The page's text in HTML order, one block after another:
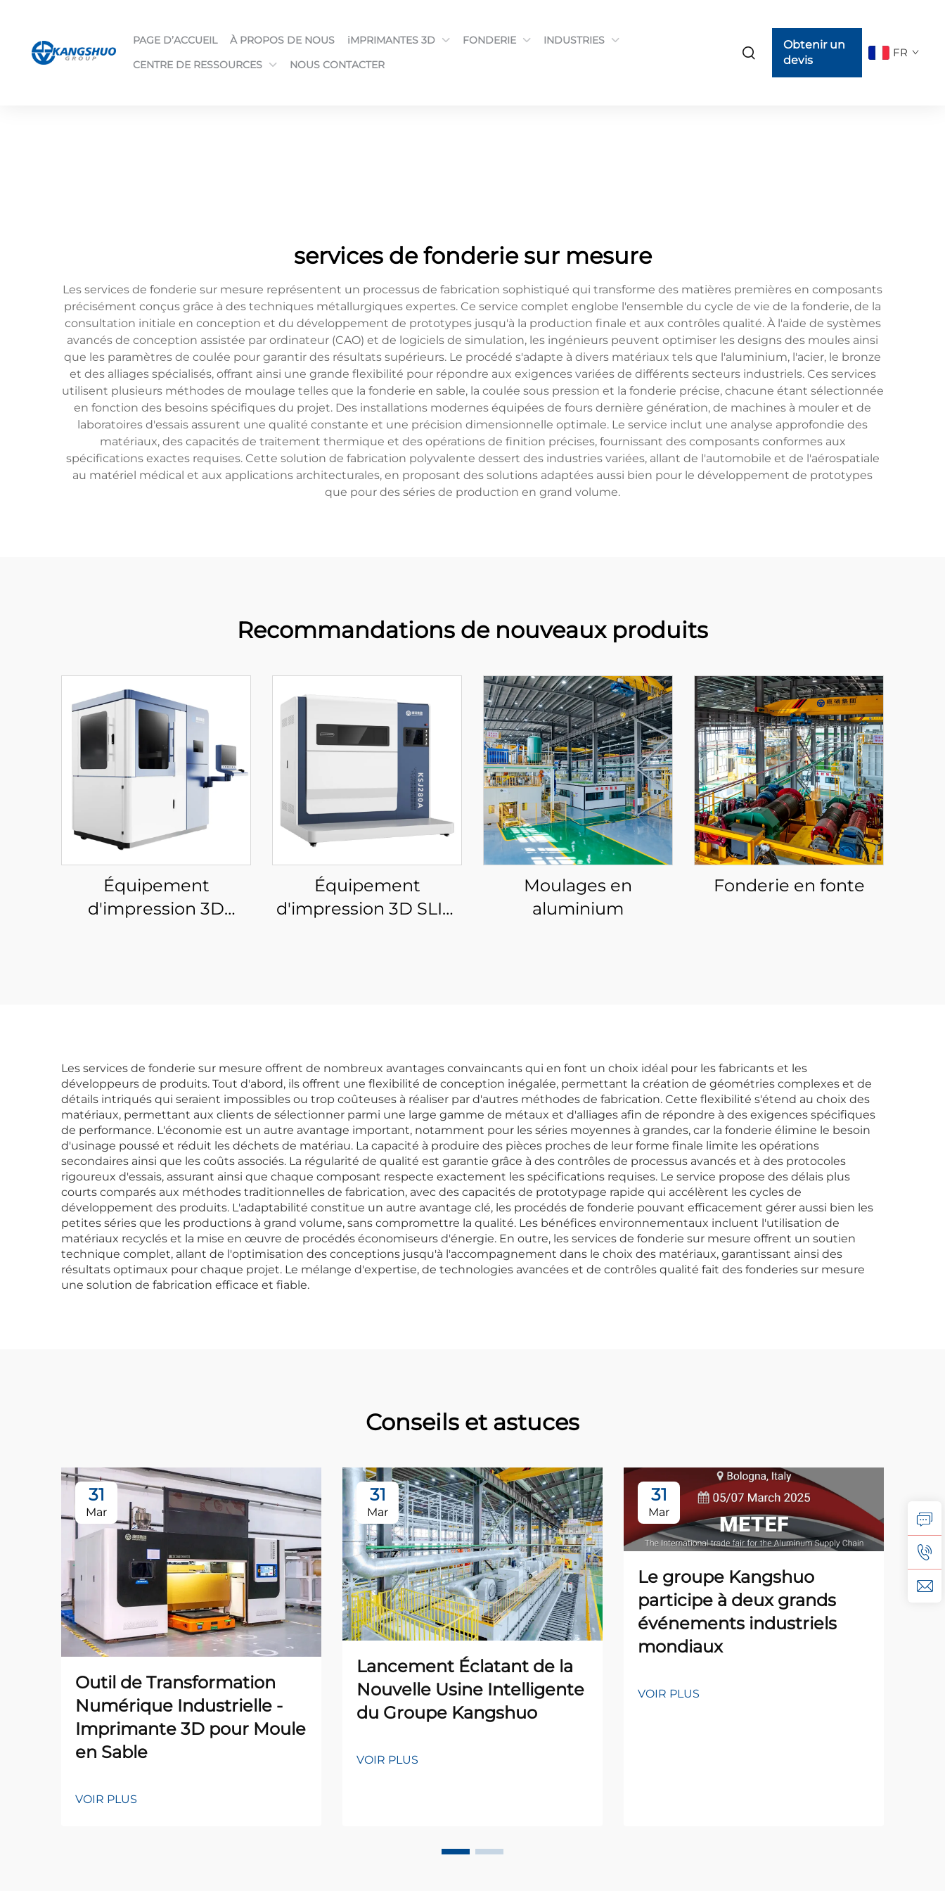
PAGE D’ACCUEIL À PROPOS DE NOUS iMPRIMANTES 3D FONDERIE
INDUSTRIES
CENTRE DE RESSOURCES
NOUS CONTACTER
Obtenir un
devis
FR
services de fonderie sur mesure
Les services de fonderie sur mesure représentent un processus de fabrication sophistiqué qui transforme des matières premières en composants
précisément conçus grâce à des techniques métallurgiques expertes. Ce service complet englobe l'ensemble du cycle de vie de la fonderie, de la
consultation initiale en conception et du développement de prototypes jusqu'à la production finale et aux contrôles qualité. À l'aide de systèmes
avancés de conception assistée par ordinateur (CAO) et de logiciels de simulation, les ingénieurs peuvent optimiser les designs des moules ainsi
que les paramètres de coulée pour garantir des résultats supérieurs. Le procédé s'adapte à divers matériaux tels que l'aluminium, l'acier, le bronze
et des alliages spécialisés, offrant ainsi une grande flexibilité pour répondre aux exigences variées de différents secteurs industriels. Ces services
utilisent plusieurs méthodes de moulage telles que la fonderie en sable, la coulée sous pression et la fonderie précise, chacune étant sélectionnée
en fonction des besoins spécifiques du projet. Des installations modernes équipées de fours dernière génération, de machines à mouler et de
laboratoires d'essais assurent une qualité constante et une précision dimensionnelle optimale. Le service inclut une analyse approfondie des
matériaux, des capacités de traitement thermique et des opérations de finition précises, fournissant des composants conformes aux
spécifications exactes requises. Cette solution de fabrication polyvalente dessert des industries variées, allant de l'automobile et de l'aérospatiale
au matériel médical et aux applications architecturales, en proposant des solutions adaptées aussi bien pour le développement de prototypes
que pour des séries de production en grand volume.
Recommandations de nouveaux produits
Équipement
d'impression 3D
Équipement
d'impression 3D SLIM
Moulages en
aluminium
Fonderie en fonte
Les services de fonderie sur mesure offrent de nombreux avantages convaincants qui en font un choix idéal pour les fabricants et les
développeurs de produits. Tout d'abord, ils offrent une flexibilité de conception inégalée, permettant la création de géométries complexes et de
détails intriqués qui seraient impossibles ou trop coûteuses à réaliser par d'autres méthodes de fabrication. Cette flexibilité s'étend au choix des
matériaux, permettant aux clients de sélectionner parmi une large gamme de métaux et d'alliages afin de répondre à des exigences spécifiques
de performance. L'économie est un autre avantage important, notamment pour les séries moyennes à grandes, car la fonderie élimine le besoin
d'usinage poussé et réduit les déchets de matériau. La capacité à produire des pièces proches de leur forme finale limite les opérations
secondaires ainsi que les coûts associés. La régularité de qualité est garantie grâce à des contrôles de processus avancés et à des protocoles
rigoureux d'essais, assurant ainsi que chaque composant respecte exactement les spécifications requises. Le service propose des délais plus
courts comparés aux méthodes traditionnelles de fabrication, avec des capacités de prototypage rapide qui accélèrent les cycles de
développement des produits. L'adaptabilité constitue un autre avantage clé, les procédés de fonderie pouvant efficacement gérer aussi bien les
petites séries que les productions à grand volume, sans compromettre la qualité. Les bénéfices environnementaux incluent l'utilisation de
matériaux recyclés et la mise en œuvre de procédés économiseurs d'énergie. En outre, les services de fonderie sur mesure offrent un soutien
technique complet, allant de l'optimisation des conceptions jusqu'à l'accompagnement dans le choix des matériaux, garantissant ainsi des
résultats optimaux pour chaque projet. Le mélange d'expertise, de technologies avancées et de contrôles qualité fait des fonderies sur mesure
une solution de fabrication efficace et fiable.
Conseils et astuces
31
Mar
Outil de Transformation
Numérique Industrielle -
Imprimante 3D pour Moule
en Sable
VOIR PLUS
31
Mar
Lancement Éclatant de la
Nouvelle Usine Intelligente
du Groupe Kangshuo
VOIR PLUS
31
Mar
Le groupe Kangshuo
participe à deux grands
événements industriels
mondiaux
VOIR PLUS